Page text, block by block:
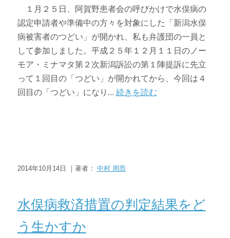
１月２５日、阿賀野患者会の呼びかけで水俣病の
認定申請者や準備中の方々を対象にした「新潟水俣
病被害者のつどい」が開かれ、私も弁護団の一員と
して参加しました。平成２５年１２月１１日のノー
モア・ミナマタ第２次新潟訴訟の第１陣提訴に先立
って１回目の「つどい」が開かれてから、今回は４
回目の「つどい」になり... 続きを読む
2014年10月14日 ｜著者： 中村 周而
水俣病救済措置の判定結果をど
う生かすか